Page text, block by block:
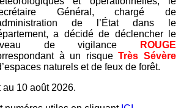
Général, chargé de
de l’État dans le
a décidé de déclencher le
de vigilance
ROUGE
à un risqueTrès Sévère
naturels et de feux de forêt.
10 août 2026.